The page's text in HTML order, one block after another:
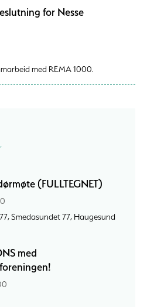
for Nesse
med REMA 1000.
(FULLTEGNET)
Smedasundet 77, Haugesund
med